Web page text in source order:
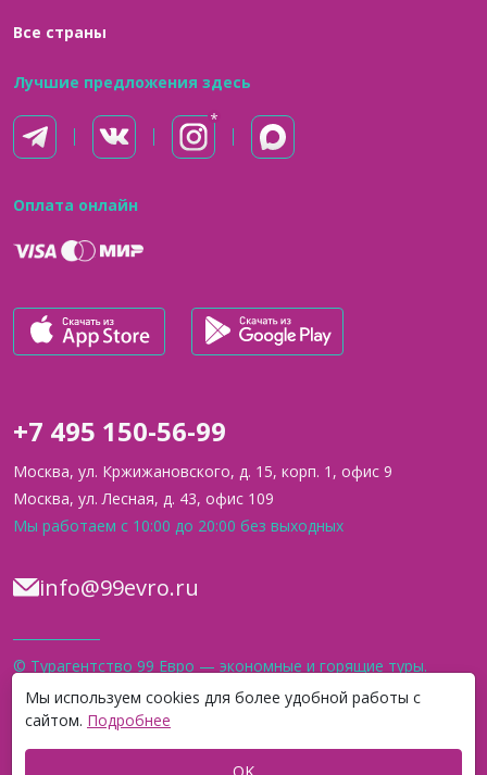
Мы используем cookies для более удобной работы с
сайтом. Подробнее
Все страны
Лучшие предложения здесь
Оплата онлайн
+7 495 150-56-99
Москва, ул. Кржижановского, д. 15, корп. 1, офис 9
Москва, ул. Лесная, д. 43, офис 109
Мы работаем с 10:00 до 20:00 без выходных
info@99evro.ru
© Турагентство 99 Евро — экономные и горящие туры.
Официальный сайт. 2012–2026
* Организация Meta, а также её продукт Instagram, на который мы
ссылаемся,
признаны экстремистскими на территории РФ.